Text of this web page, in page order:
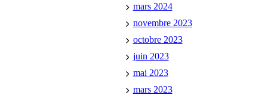
mars 2024
novembre 2023
octobre 2023
juin 2023
mai 2023
mars 2023